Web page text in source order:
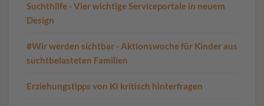
Suchthilfe - Vier wichtige Serviceportale in neuem
Design
#Wir werden sichtbar - Aktionswoche für Kinder aus
suchtbelasteten Familien
Erziehungstipps von KI kritisch hinterfragen